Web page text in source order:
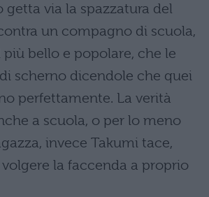
via la spazzatura del
un compagno di scuola,
più bello e popolare, che le
scherno dicendole che quei
perfettamente. La verità
a scuola, o per lo meno
invece Takumi tace,
la faccenda a proprio